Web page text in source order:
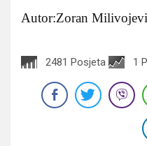
Autor:Zoran
2481 Posjeta 1